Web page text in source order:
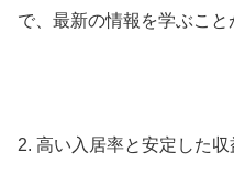
で、最新の情報を学ぶこと
2. 高い入居率と安定した収